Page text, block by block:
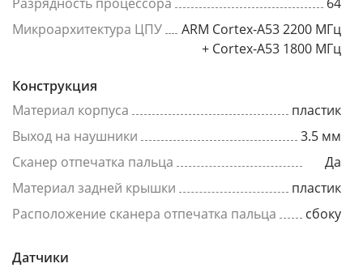
Микроархитектура ЦПУ
ARM Cortex-A53 2200 МГц
+ Cortex-A53 1800 МГц
Конструкция
Материал корпуса
пластик
Выход на наушники
3.5 мм
Сканер отпечатка пальца
Да
Материал задней крышки
пластик
Расположение сканера отпечатка пальца
сбоку
Датчики